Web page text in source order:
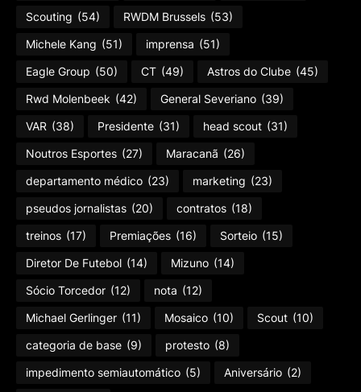
Scouting (54) RWDM Brussels (53)
Michele Kang (51) imprensa (51)
Eagle Group (50) CT (49) Astros do Clube (45)
Rwd Molenbeek (42) General Severiano (39)
VAR (38) Presidente (31) head scout (31)
Noutros Esportes (27) Maracanã (26)
departamento médico (23) marketing (23)
pseudos jornalistas (20) contratos (18)
treinos (17) Premiações (16) Sorteio (15)
Diretor De Futebol (14) Mizuno (14)
Sócio Torcedor (12) nota (12)
Michael Gerlinger (11) Mosaico (10) Scout (10)
categoria de base (9) protesto (8)
impedimento semiautomático (5) Aniversário (2)